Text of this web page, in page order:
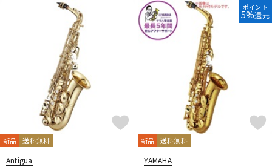
新品 送料無料
Antigua
ポイント
5%還元
新品 送料無料
YAMAHA